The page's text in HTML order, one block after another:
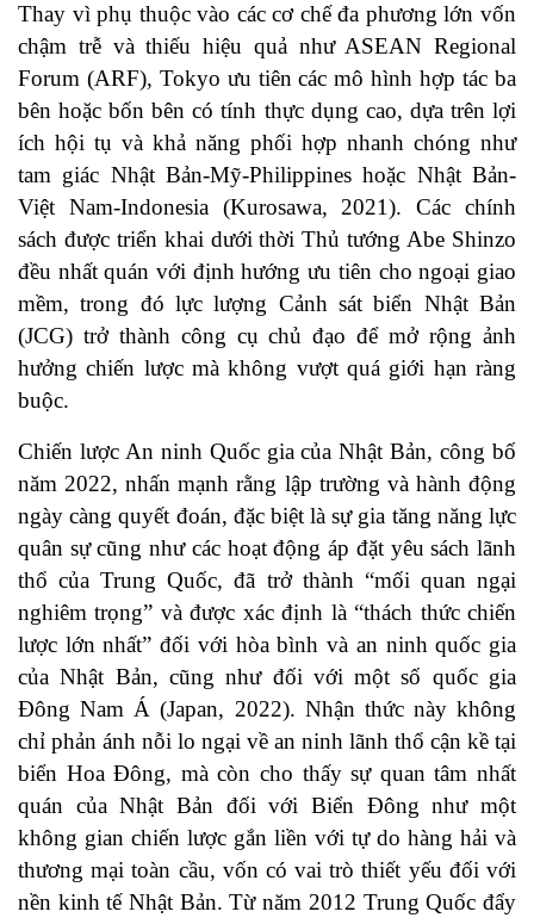
Thay vì phụ thuộc vào các cơ chế đa phương lớn vốn
chậm trễ và thiếu hiệu quả như ASEAN Regional
Forum (ARF), Tokyo ưu tiên các mô hình hợp tác ba
bên hoặc bốn bên có tính thực dụng cao, dựa trên lợi
ích hội tụ và khả năng phối hợp nhanh chóng như
tam giác Nhật Bản-Mỹ-Philippines hoặc Nhật Bản-
Việt Nam-Indonesia (Kurosawa, 2021). Các chính
sách được triển khai dưới thời Thủ tướng Abe Shinzo
đều nhất quán với định hướng ưu tiên cho ngoại giao
mềm, trong đó lực lượng Cảnh sát biển Nhật Bản
(JCG) trở thành công cụ chủ đạo để mở rộng ảnh
hưởng chiến lược mà không vượt quá giới hạn ràng
buộc.
Chiến lược An ninh Quốc gia của Nhật Bản, công bố
năm 2022, nhấn mạnh rằng lập trường và hành động
ngày càng quyết đoán, đặc biệt là sự gia tăng năng lực
quân sự cũng như các hoạt động áp đặt yêu sách lãnh
thổ của Trung Quốc, đã trở thành “mối quan ngại
nghiêm trọng” và được xác định là “thách thức chiến
lược lớn nhất” đối với hòa bình và an ninh quốc gia
của Nhật Bản, cũng như đối với một số quốc gia
Đông Nam Á (Japan, 2022). Nhận thức này không
chỉ phản ánh nỗi lo ngại về an ninh lãnh thổ cận kề tại
biển Hoa Đông, mà còn cho thấy sự quan tâm nhất
quán của Nhật Bản đối với Biển Đông như một
không gian chiến lược gắn liền với tự do hàng hải và
thương mại toàn cầu, vốn có vai trò thiết yếu đối với
nền kinh tế Nhật Bản. Từ năm 2012 Trung Quốc đẩy